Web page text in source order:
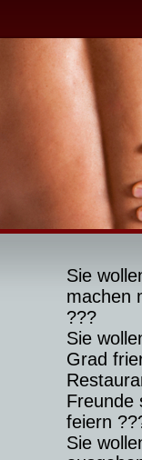
Sie
machen
???
Sie
Grad
Freunde
feiern
Sie